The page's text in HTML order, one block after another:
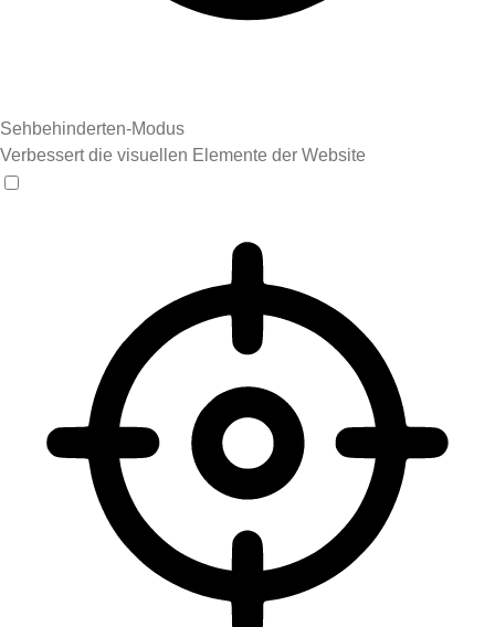
Sehbehinderten-Modus
Verbessert die visuellen Elemente der Website